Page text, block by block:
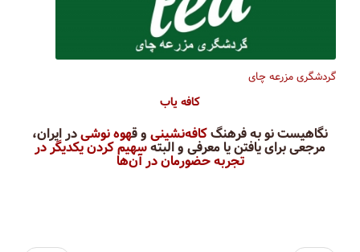
گردشگری مزرعه چای
کافه یاب
نگاهیست نو به فرهنگکافه‌نشینی و قهوه نوشیدر ایران،
مرجعی برای یافتن یا معرفی و البتهسهیم کردن یکدیگر در
تجربه حضورمان در آن‌ها